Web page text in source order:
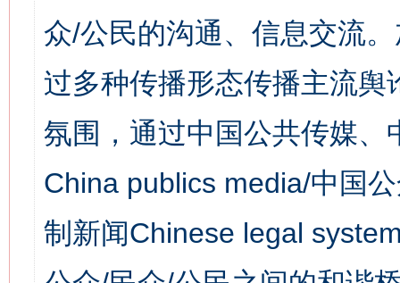
众/公民的沟通、信息交流
过多种传播形态传播主流
氛围，通过中国公共传媒
China publics media/中国
制新闻Chinese legal